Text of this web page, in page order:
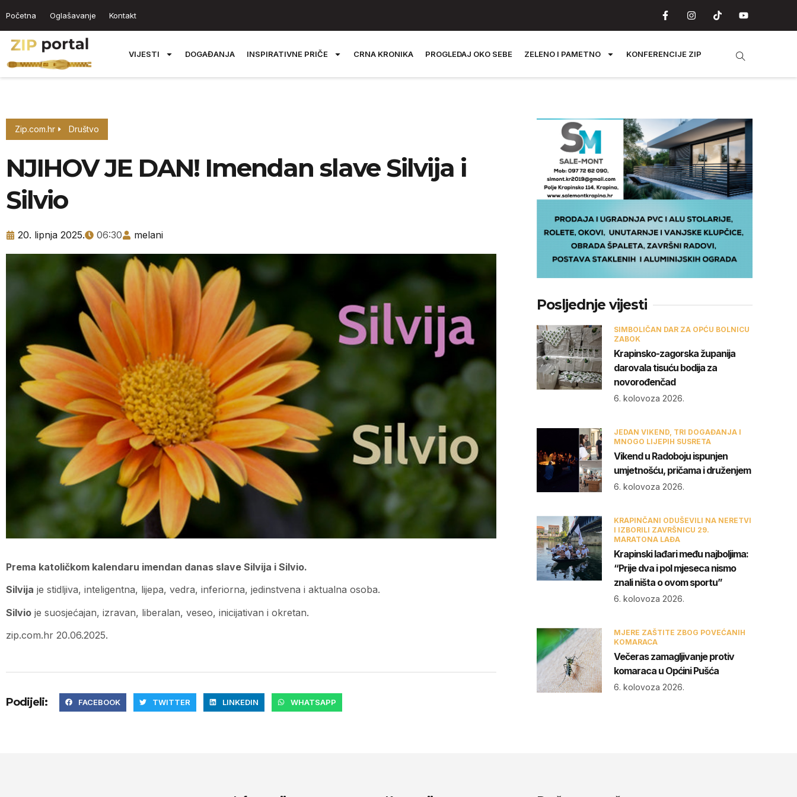
Početna Oglašavanje Kontakt
VIJESTI DOGAĐANJA INSPIRATIVNE PRIČE CRNA KRONIKA PROGLEDAJ OKO SEBE ZELENO I PAMETNO KONFERENCIJE ZIP
Zip.com.hr Društvo
NJIHOV JE DAN! Imendan slave Silvija i
Silvio
20. lipnja 2025. 06:30 melani
Prema katoličkom kalendaru imendan danas slave Silvija i Silvio.
Silvija je stidljiva, inteligentna, lijepa, vedra, inferiorna, jedinstvena i aktualna osoba.
Silvio je suosjećajan, izravan, liberalan, veseo, inicijativan i okretan.
zip.com.hr 20.06.2025.
Podijeli: FACEBOOK TWITTER LINKEDIN WHATSAPP
Posljednje vijesti
SIMBOLIČAN DAR ZA OPĆU BOLNICU
ZABOK
Krapinsko-zagorska županija
darovala tisuću bodija za
novorođenčad
6. kolovoza 2026.
JEDAN VIKEND, TRI DOGAĐANJA I
MNOGO LIJEPIH SUSRETA
Vikend u Radoboju ispunjen
umjetnošću, pričama i druženjem
6. kolovoza 2026.
KRAPINČANI ODUŠEVILI NA NERETVI
I IZBORILI ZAVRŠNICU 29.
MARATONA LAĐA
Krapinski lađari među najboljima:
“Prije dva i pol mjeseca nismo
znali ništa o ovom sportu”
6. kolovoza 2026.
MJERE ZAŠTITE ZBOG POVEĆANIH
KOMARACA
Večeras zamagljivanje protiv
komaraca u Općini Pušća
6. kolovoza 2026.